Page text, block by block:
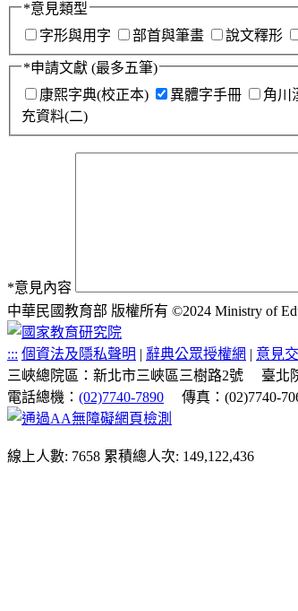
*意見類型
字形與用字
部首與筆畫 說文釋形
*申請文獻 (最多五筆)
康熙字典(校正本)
異體字手冊 角川
充資料(二)
*意見內容
中華民國教育部 版權所有 ©2024 Ministry of
::: 個資法及隱私聲明 | 辭典公眾授權網 | 意見
三峽總院區：新北市三峽區三樹路2號
臺北
電話總機： (02)7740-7890 傳真：(02)7740-
線上人數: 7658 累積總人次: 149,122,436